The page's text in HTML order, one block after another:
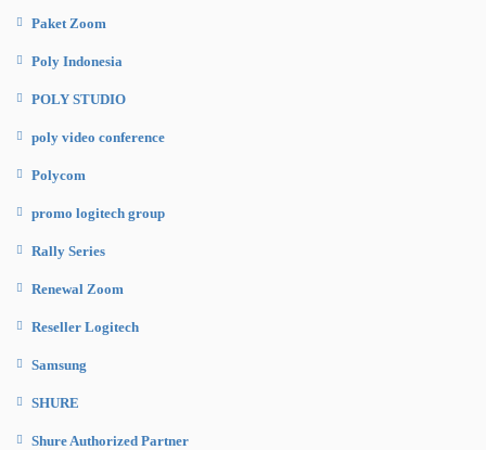
Paket Zoom
Poly Indonesia
POLY STUDIO
poly video conference
Polycom
promo logitech group
Rally Series
Renewal Zoom
Reseller Logitech
Samsung
SHURE
Shure Authorized Partner